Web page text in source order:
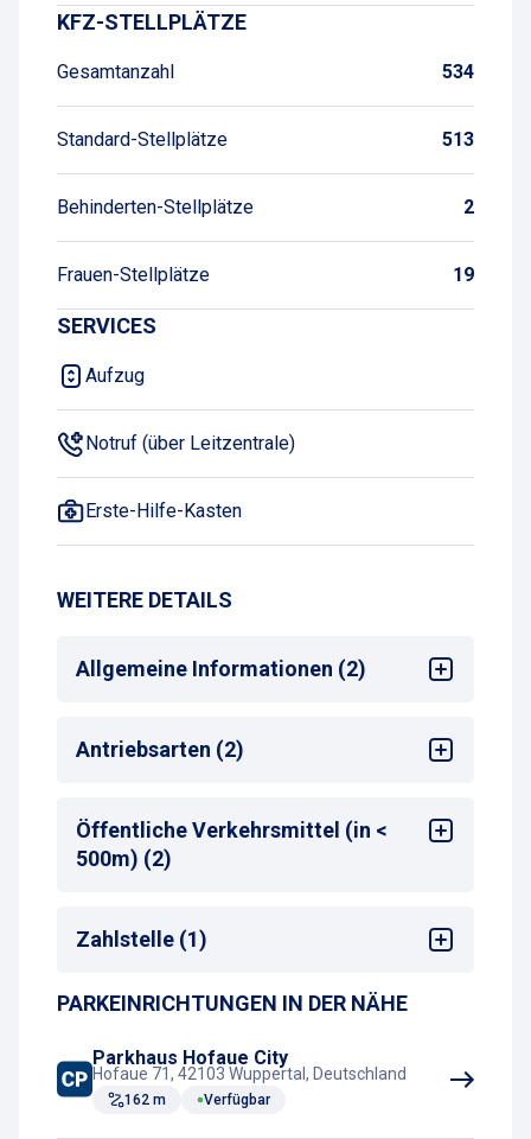
KFZ-STELLPLÄTZE
Gesamtanzahl 534
Standard-Stellplätze 513
Behinderten-Stellplätze 2
Frauen-Stellplätze 19
SERVICES
Aufzug
Notruf (über Leitzentrale)
Erste-Hilfe-Kasten
WEITERE DETAILS
Allgemeine Informationen (2)
Mehrsprachige Bedienung am
Zahlautomaten
Antriebsarten (2)
Kein Autogas (LPG)
Kein Erdgas (CNG)
Öffentliche Verkehrsmittel (in <
500m) (2)
Bus-Haltestelle
Taxistand
Zahlstelle (1)
Kassenautomat
PARKEINRICHTUNGEN IN DER NÄHE
Parkhaus Hofaue City
Hofaue 71, 42103 Wuppertal, Deutschland
162 m Verfügbar